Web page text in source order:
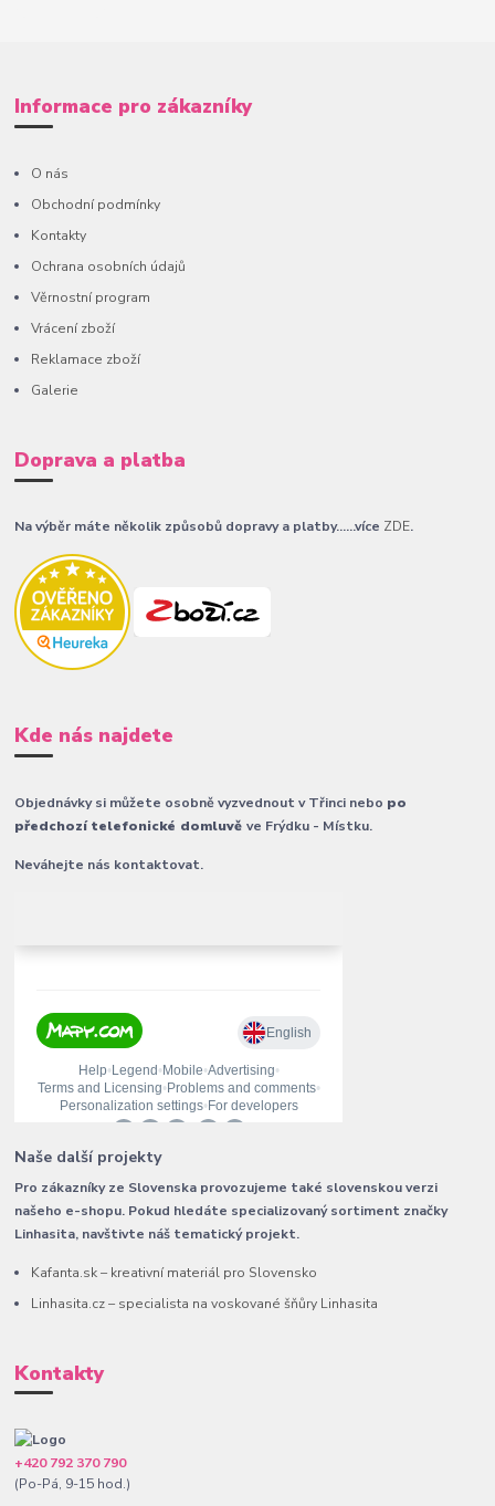
Informace pro zákazníky
O nás
Obchodní podmínky
Kontakty
Ochrana osobních údajů
Věrnostní program
Vrácení zboží
Reklamace zboží
Galerie
Doprava a platba
Na výběr máte několik způsobů dopravy a platby......více ZDE.
Kde nás najdete
Objednávky si můžete osobně vyzvednout v Třinci nebo po
předchozí telefonické domluvěve Frýdku - Místku.
Neváhejte nás kontaktovat.
Naše další projekty
Pro zákazníky ze Slovenska provozujeme také slovenskou verzi
našeho e-shopu. Pokud hledáte specializovaný sortiment značky
Linhasita, navštivte náš tematický projekt.
Kafanta.sk – kreativní materiál pro Slovensko
Linhasita.cz – specialista na voskované šňůry Linhasita
Kontakty
+420 792 370 790
(Po-Pá, 9-15 hod.)